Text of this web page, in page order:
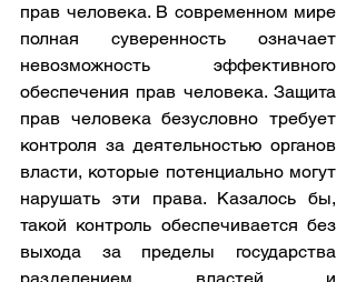
прав человека. В современном мире
полная суверенность означает
невозможность эффективного
обеспечения прав человека. Защита
прав человека безусловно требует
контроля за деятельностью органов
власти, которые потенциально могут
нарушать эти права. Казалось бы,
такой контроль обеспечивается без
выхода за пределы государства